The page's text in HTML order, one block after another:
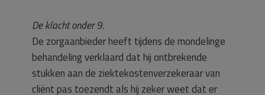
De klacht onder 9.
De zorgaanbieder heeft tijdens de mondelinge
behandeling verklaard dat hij ontbrekende
stukken aan de ziektekostenverzekeraar van
cliënt pas toezendt als hij zeker weet dat er